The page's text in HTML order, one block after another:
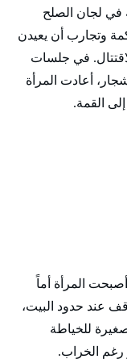
في لجان الصلح
وتجارب أن يعيدن
في جلسات
أعادت المرأة
القمة.
المرأة أماً
عند حدود البيت،
للخياطة
رغم الخراب.